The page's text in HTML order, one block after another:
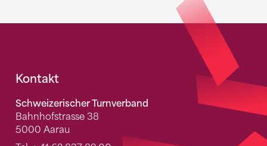
Fusszeile
Kontakt
Schweizerischer Turnverband
Bahnhofstrasse 38
5000 Aarau